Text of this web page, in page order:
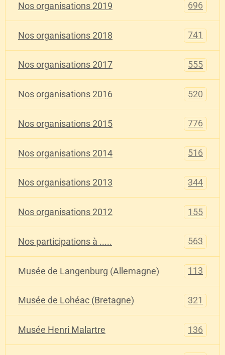
Nos organisations 2019 696
Nos organisations 2018 741
Nos organisations 2017 555
Nos organisations 2016 520
Nos organisations 2015 776
Nos organisations 2014 516
Nos organisations 2013 344
Nos organisations 2012 155
Nos participations à ..... 563
Musée de Langenburg (Allemagne) 113
Musée de Lohéac (Bretagne) 321
Musée Henri Malartre 136